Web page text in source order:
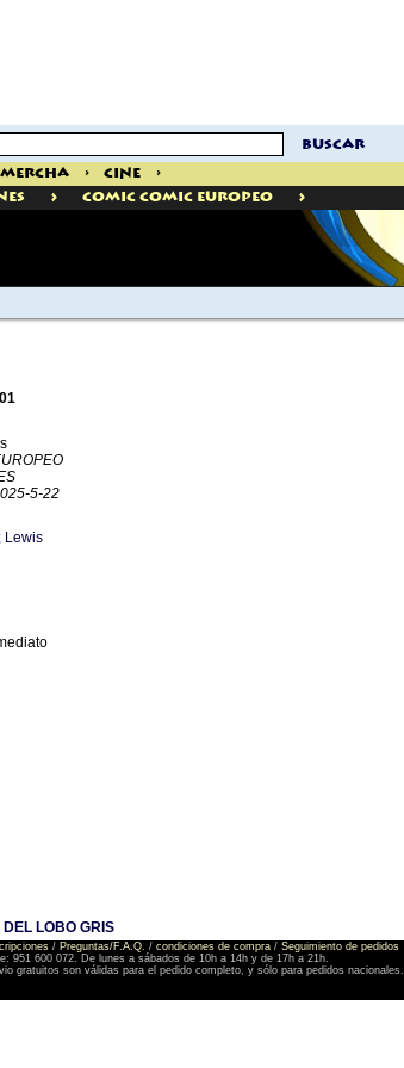
buscar
Mercha > Cine
>
> Comic Comic Europeo >
5-22
Lewis
LOBO GRIS
/ Preguntas/F.A.Q. / condiciones de compra / Seguimiento de pedidos
951 600 072. De lunes a sábados de 10h a 14h y de 17h a 21h.
gratuitos son válidas para el pedido completo, y sólo para pedidos nacionales.